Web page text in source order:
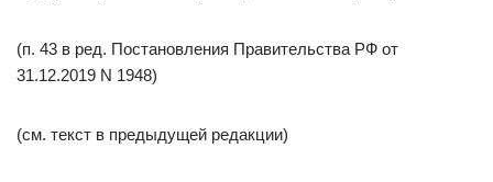
(п. 43 в ред. Постановления Правительства РФ от
31.12.2019 N 1948)
(см. текст в предыдущей редакции)